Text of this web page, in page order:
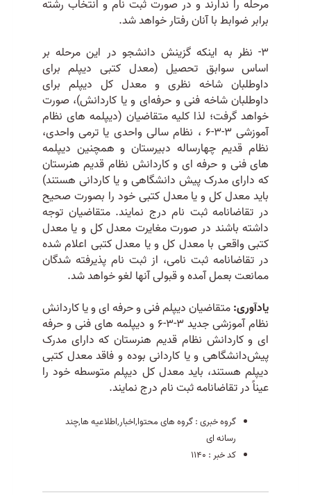
مرحله را ندارند و در صورت ثبت نام و انتخاب رشته
برابر ضوابط با آنان رفتار خواهد شد.
3- نظر به اینکه گزینش دانشجو در این مرحله بر
اساس سوابق تحصیل (معدل کتبی دیپلم برای
داوطلبان شاخه نظری و معدل کل دیپلم برای
داوطلبان شاخه فنی و حرفه‌ای و یا کاردانش)، صورت
خواهد گرفت؛ لذا کلیه متقاضیان (دیپلمه های نظام
آموزشی 3-3-6 ، نظام سالی واحدی یا ترمی واحدی،
نظام قدیم چهارساله دبیرستان و همچنین دیپلمه
های فنی و حرفه ای و کاردانش نظام قدیم هنرستان
که دارای مدرک پیش دانشگاهی و یا کاردانی هستند)
باید معدل کل و یا معدل کتبی خود را بصورت صحیح
در تقاضانامه ثبت نام درج نمایند. متقاضیان توجه
داشته باشند در صورت مغایرت معدل کل و یا معدل
کتبی واقعی با معدل کل و یا معدل کتبی اعلام شده
در تقاضانامه ثبت نامی، از ثبت نام پذیرفته شدگان
ممانعت بعمل آمده و قبولی آنها لغو خواهد شد.
یادآوری:متقاضیان دیپلم فنی و حرفه ای و یا کاردانش
نظام آموزشی جدید 3-3-6 و دیپلمه های فنی و حرفه
ای و کاردانش نظام قدیم هنرستان که دارای مدرک
پیش‌دانشگاهی و یا کاردانی بوده و فاقد معدل کتبی
دیپلم هستند، باید معدل کل دیپلم متوسطه خود را
عیناً در تقاضانامه ثبت نام درج نمایند.
گروه خبری :گروه های محتوا,اخبار,اطلاعیه ها,چند
رسانه ای
کد خبر : 1140